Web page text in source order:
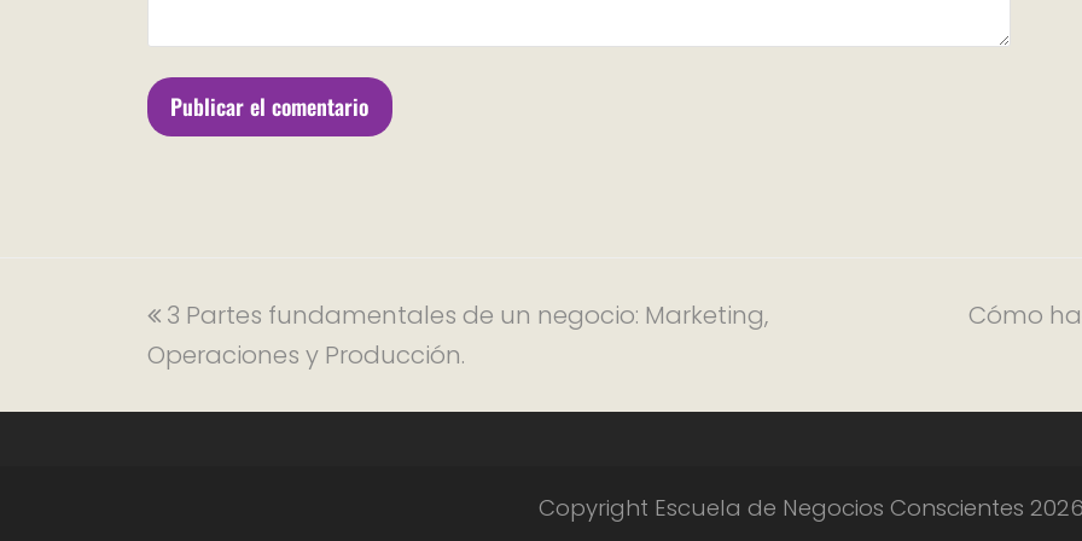
3 Partes fundamentales de un negocio: Marketing,
Operaciones y Producción.
Cómo
Copyright Escuela de Negocios Conscientes 2026